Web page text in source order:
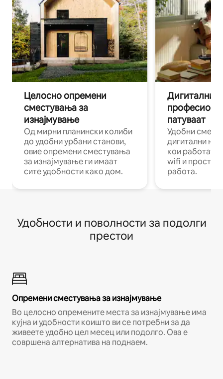
Целосно опремени
сместувања за
изнајмување
Од мирни планински колиби
до удобни урбани станови,
овие опремени сместувања
за изнајмување ги имаат
сите удобности како дом.
Дигитални
патуваат
Удобни
дигитални
кои работат
wifi и
работа.
Удобности и поволности за подолги
престои
Опремени сместувања за изнајмување
Во целосно опремените места за изнајмување има
кујна и удобности коишто ви се потребни за да
живеете удобно цел месец или подолго. Ова е
совршена алтернатива на поднаем.